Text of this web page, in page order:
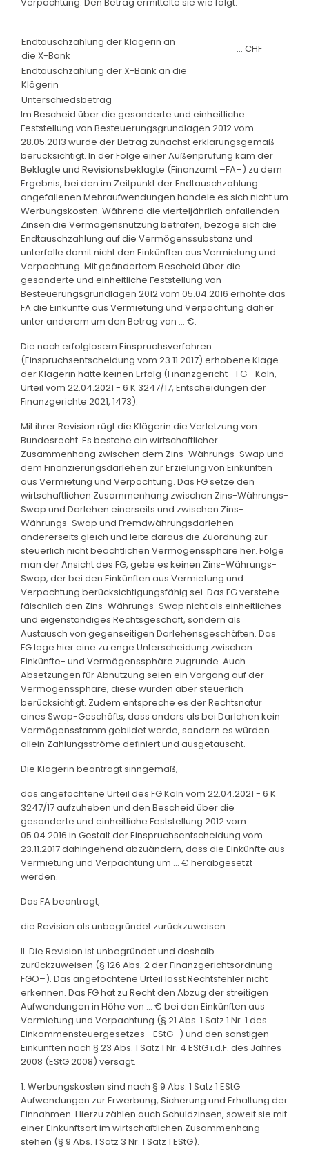
Endtauschzahlung der Klägerin an
die X-Bank
… CHF
Endtauschzahlung der X-Bank an die
Klägerin
Unterschiedsbetrag
Im Bescheid über die gesonderte und einheitliche
Feststellung von Besteuerungsgrundlagen 2012 vom
28.05.2013 wurde der Betrag zunächst erklärungsgemäß
berücksichtigt. In der Folge einer Außenprüfung kam der
Beklagte und Revisionsbeklagte (Finanzamt –FA–) zu dem
Ergebnis, bei den im Zeitpunkt der Endtauschzahlung
angefallenen Mehraufwendungen handele es sich nicht um
Werbungskosten. Während die vierteljährlich anfallenden
Zinsen die Vermögensnutzung beträfen, bezöge sich die
Endtauschzahlung auf die Vermögenssubstanz und
unterfalle damit nicht den Einkünften aus Vermietung und
Verpachtung. Mit geändertem Bescheid über die
gesonderte und einheitliche Feststellung von
Besteuerungsgrundlagen 2012 vom 05.04.2016 erhöhte das
FA die Einkünfte aus Vermietung und Verpachtung daher
unter anderem um den Betrag von … €.
Die nach erfolglosem Einspruchsverfahren
(Einspruchsentscheidung vom 23.11.2017) erhobene Klage
der Klägerin hatte keinen Erfolg (Finanzgericht –FG– Köln,
Urteil vom 22.04.2021 - 6 K 3247/17, Entscheidungen der
Finanzgerichte 2021, 1473).
Mit ihrer Revision rügt die Klägerin die Verletzung von
Bundesrecht. Es bestehe ein wirtschaftlicher
Zusammenhang zwischen dem Zins-Währungs-Swap und
dem Finanzierungsdarlehen zur Erzielung von Einkünften
aus Vermietung und Verpachtung. Das FG setze den
wirtschaftlichen Zusammenhang zwischen Zins-Währungs-
Swap und Darlehen einerseits und zwischen Zins-
Währungs-Swap und Fremdwährungsdarlehen
andererseits gleich und leite daraus die Zuordnung zur
steuerlich nicht beachtlichen Vermögenssphäre her. Folge
man der Ansicht des FG, gebe es keinen Zins-Währungs-
Swap, der bei den Einkünften aus Vermietung und
Verpachtung berücksichtigungsfähig sei. Das FG verstehe
fälschlich den Zins-Währungs-Swap nicht als einheitliches
und eigenständiges Rechtsgeschäft, sondern als
Austausch von gegenseitigen Darlehensgeschäften. Das
FG lege hier eine zu enge Unterscheidung zwischen
Einkünfte- und Vermögenssphäre zugrunde. Auch
Absetzungen für Abnutzung seien ein Vorgang auf der
Vermögenssphäre, diese würden aber steuerlich
berücksichtigt. Zudem entspreche es der Rechtsnatur
eines Swap-Geschäfts, dass anders als bei Darlehen kein
Vermögensstamm gebildet werde, sondern es würden
allein Zahlungsströme definiert und ausgetauscht.
Die Klägerin beantragt sinngemäß,
das angefochtene Urteil des FG Köln vom 22.04.2021 - 6 K
3247/17 aufzuheben und den Bescheid über die
gesonderte und einheitliche Feststellung 2012 vom
05.04.2016 in Gestalt der Einspruchsentscheidung vom
23.11.2017 dahingehend abzuändern, dass die Einkünfte aus
Vermietung und Verpachtung um … € herabgesetzt
werden.
Das FA beantragt,
die Revision als unbegründet zurückzuweisen.
II. Die Revision ist unbegründet und deshalb
zurückzuweisen (§ 126 Abs. 2 der Finanzgerichtsordnung –
FGO–). Das angefochtene Urteil lässt Rechtsfehler nicht
erkennen. Das FG hat zu Recht den Abzug der streitigen
Aufwendungen in Höhe von … € bei den Einkünften aus
Vermietung und Verpachtung (§ 21 Abs. 1 Satz 1 Nr. 1 des
Einkommensteuergesetzes –EStG–) und den sonstigen
Einkünften nach § 23 Abs. 1 Satz 1 Nr. 4 EStG i.d.F. des Jahres
2008 (EStG 2008) versagt.
1. Werbungskosten sind nach § 9 Abs. 1 Satz 1 EStG
Aufwendungen zur Erwerbung, Sicherung und Erhaltung der
Einnahmen. Hierzu zählen auch Schuldzinsen, soweit sie mit
einer Einkunftsart im wirtschaftlichen Zusammenhang
stehen (§ 9 Abs. 1 Satz 3 Nr. 1 Satz 1 EStG).